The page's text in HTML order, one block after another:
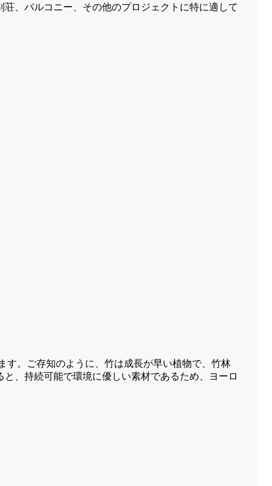
、バルコニー、その他のプロジェクトに特に適して
す。ご存知のように、竹は成長が早い植物で、竹林
、持続可能で環境に優しい素材であるため、ヨーロ